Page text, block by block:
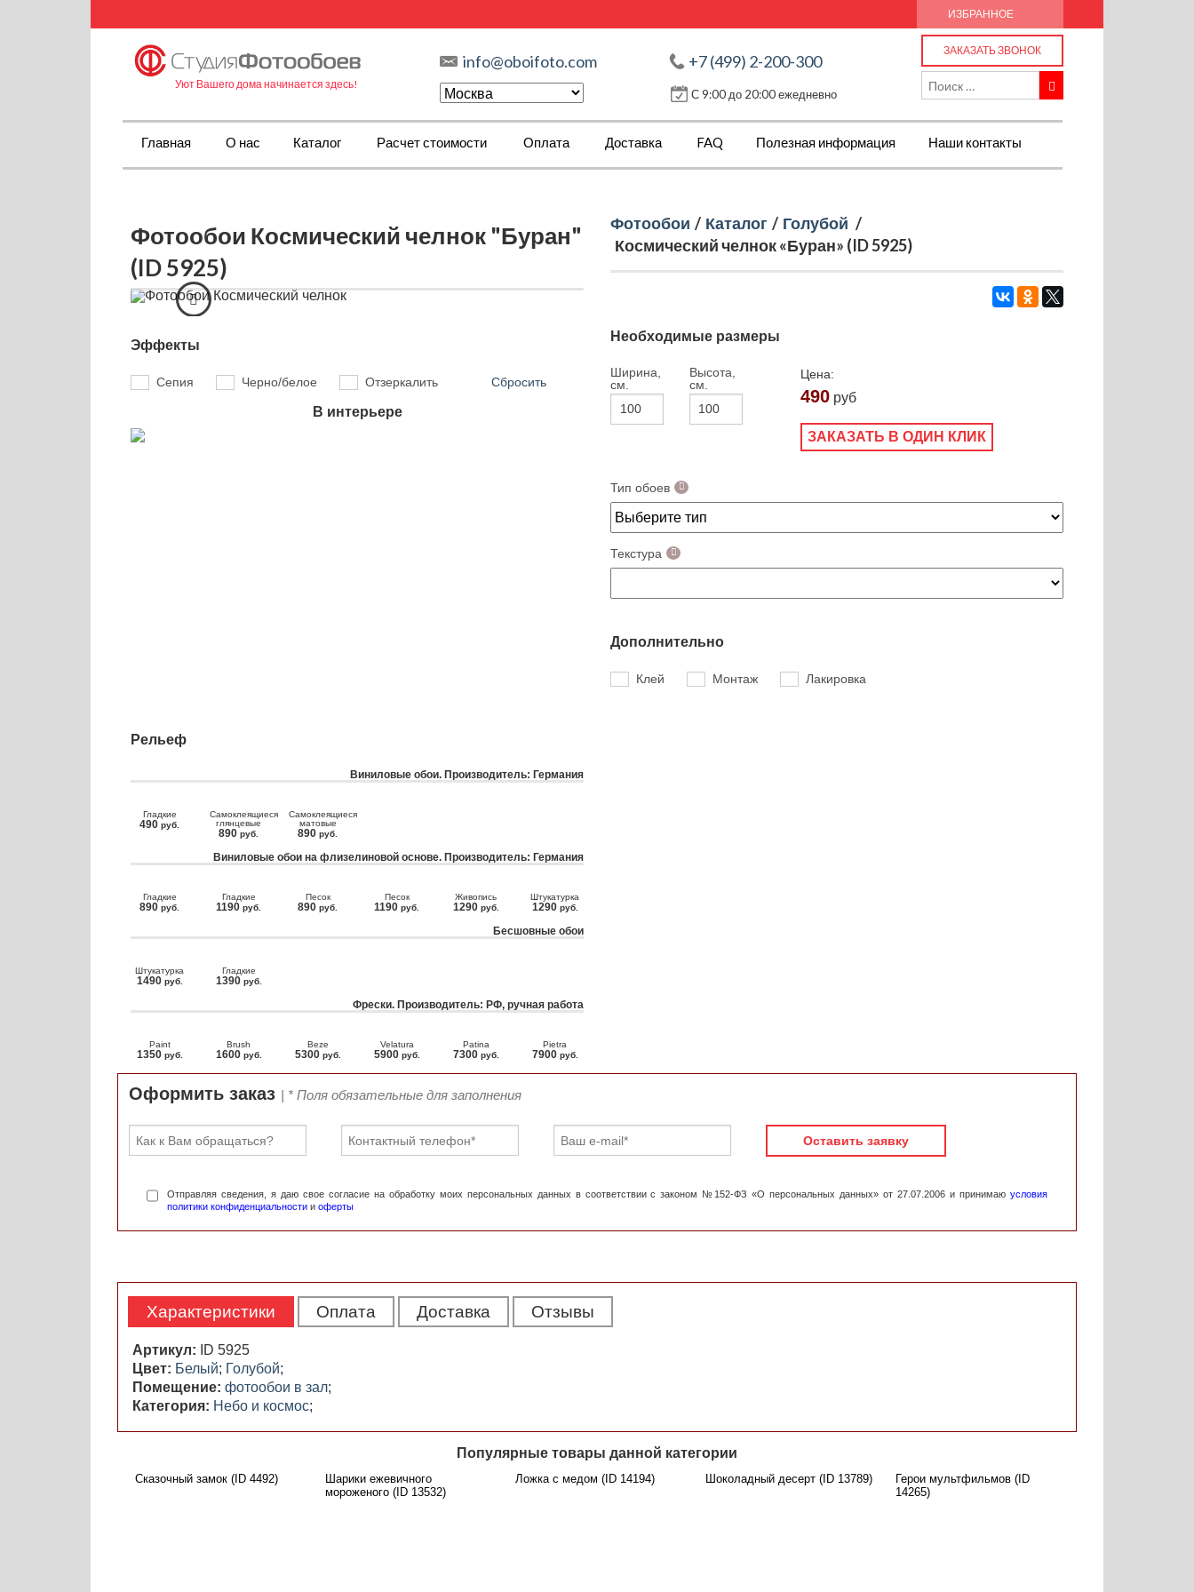
ИЗБРАННОЕ
Уют Вашего дома начинается здесь!
info@oboifoto.com +7 (499) 2-200-300
С 9:00 до 20:00 ежедневно
ЗАКАЗАТЬ ЗВОНОК
Главная О нас Каталог Расчет стоимости Оплата Доставка FAQ Полезная информация Наши контакты
Фотообои Космический челнок "Буран"
(ID 5925)
Эффекты
Сепия Черно/белое Отзеркалить Сбросить
В интерьере
Фотообои / Каталог / Голубой /
Космический челнок «Буран» (ID 5925)
Необходимые размеры
Ширина,
см.
Высота,
см.
Цена:
490 руб
ЗАКАЗАТЬ В ОДИН КЛИК
Тип обоев
Текстура
Дополнительно
Клей Монтаж Лакировка
Рельеф
Виниловые обои. Производитель: Германия
Гладкие
490 руб.
Самоклеящиеся
глянцевые
890 руб.
Самоклеящиеся
матовые
890 руб.
Виниловые обои на флизелиновой основе. Производитель: Германия
Гладкие
890 руб.
Гладкие
1190 руб.
Песок
890 руб.
Песок
1190 руб.
Живопись
1290 руб.
Штукатурка
1290 руб.
Бесшовные обои
Штукатурка
1490 руб.
Гладкие
1390 руб.
Фрески. Производитель: РФ, ручная работа
Paint
1350 руб.
Brush
1600 руб.
Beze
5300 руб.
Velatura
5900 руб.
Patina
7300 руб.
Pietra
7900 руб.
Оформить заказ | * Поля обязательные для заполнения
Оставить заявку
Отправляя сведения, я даю свое согласие на обработку моих персональных данных в соответствии с законом №152-ФЗ «О персональных данных» от 27.07.2006 и принимаю условия
политики конфиденциальности и оферты
Характеристики Оплата Доставка Отзывы
Артикул:
ID 5925
Цвет: Белый; Голубой;
Помещение: фотообои в зал;
Категория: Небо и космос;
Популярные товары данной категории
Сказочный замок (ID 4492)
Шарики ежевичного
мороженого (ID 13532)
Ложка с медом (ID 14194) Шоколадный десерт (ID 13789)
Герои мультфильмов (ID
14265)